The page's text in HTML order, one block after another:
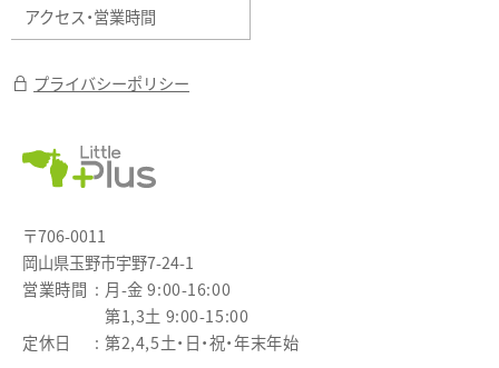
アクセス・営業時間
プライバシーポリシー
〒706-0011
岡山県玉野市宇野7-24-1
営業時間
月-金 9:00-16:00
第1,3土 9:00-15:00
定休日
第2,4,5土・日・祝・年末年始